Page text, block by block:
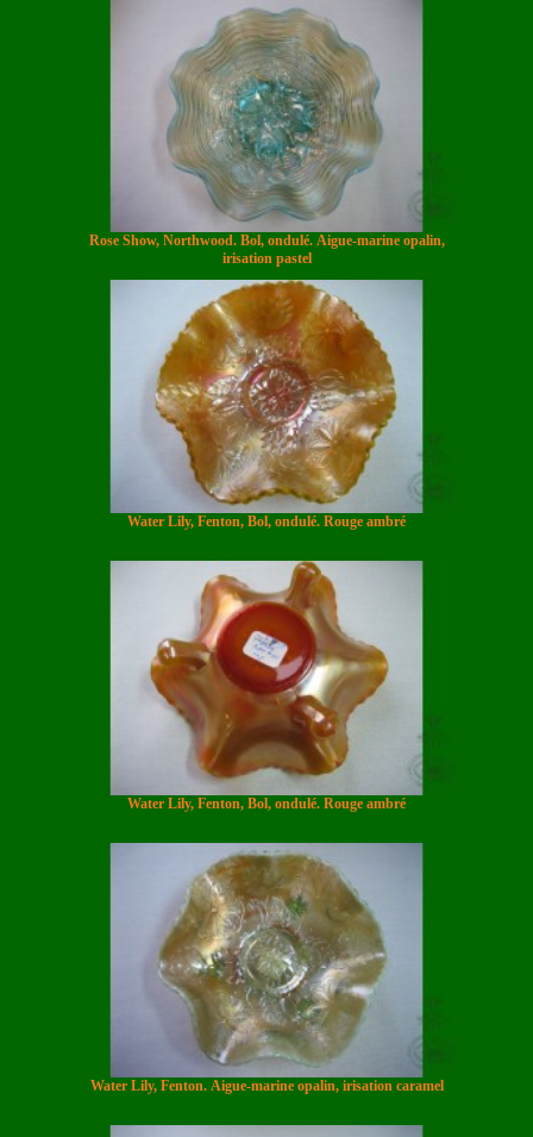
Rose Show, Northwood. Bol, ondulé. Aigue-marine opalin,
irisation pastel
Water Lily, Fenton, Bol, ondulé. Rouge ambré
Water Lily, Fenton, Bol, ondulé. Rouge ambré
Water Lily, Fenton. Aigue-marine opalin, irisation caramel